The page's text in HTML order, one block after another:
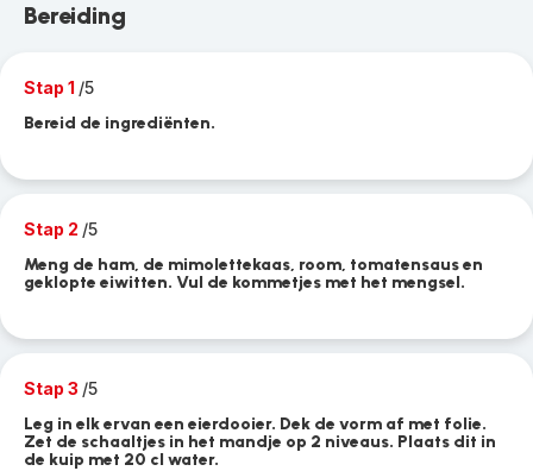
Bereiding
Stap 1 /5
Bereid de ingrediënten.
Stap 2 /5
Meng de ham, de mimolettekaas, room, tomatensaus en
geklopte eiwitten. Vul de kommetjes met het mengsel.
Stap 3 /5
Leg in elk ervan een eierdooier. Dek de vorm af met folie.
Zet de schaaltjes in het mandje op 2 niveaus. Plaats dit in
de kuip met 20 cl water.